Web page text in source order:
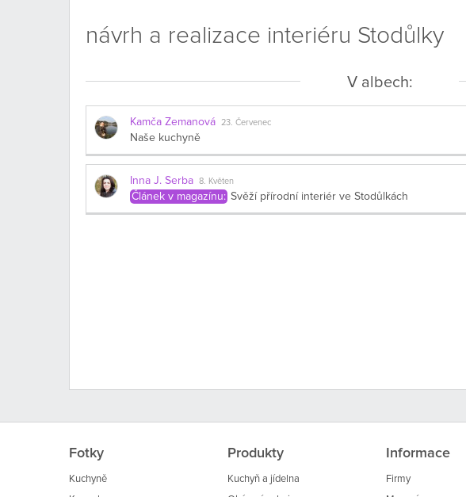
návrh a realizace interiéru Stodůlky
V albech:
Kamča Zemanová 23. Červenec
Naše kuchyně
Inna J. Serba 8. Květen
Článek v magazínu: Svěží přírodní interiér ve Stodůlkách
Fotky
Kuchyně
Produkty
Kuchyň a jídelna
Informace
Firmy